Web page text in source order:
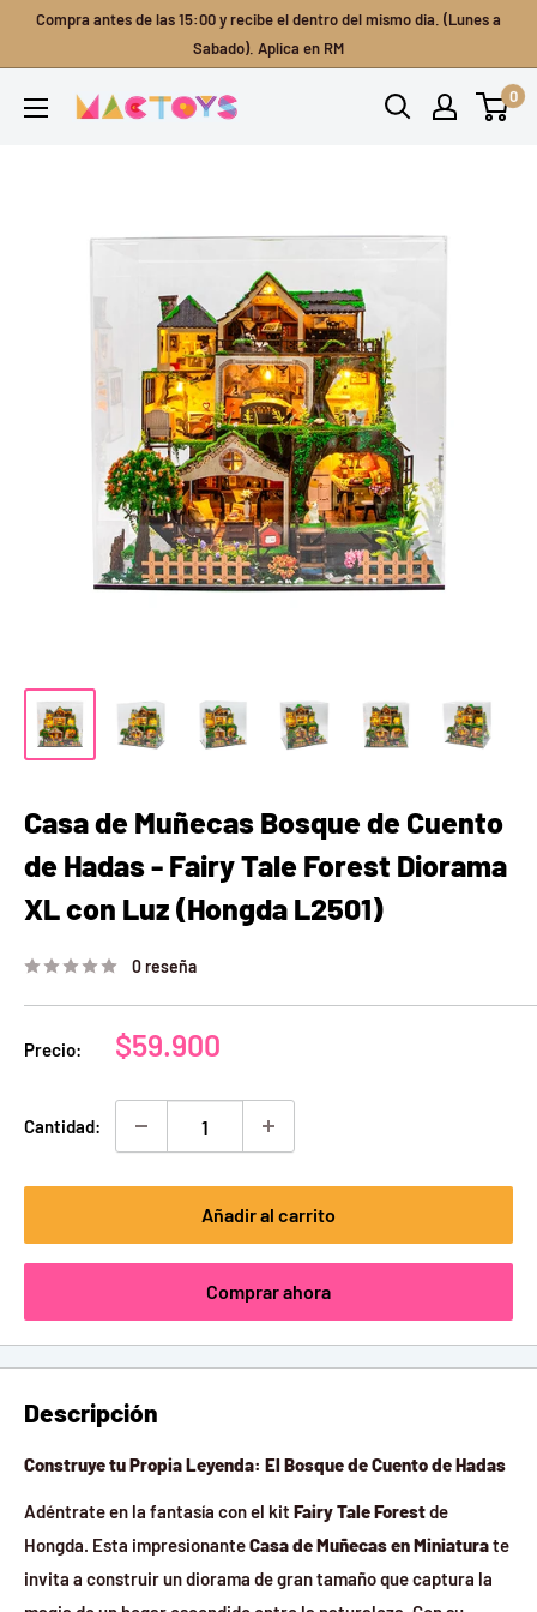
contenido
Compra antes de las 15:00 y recibe el dentro del mismo dia. (Lunes a
Sabado). Aplica en RM
Mactoys
0
Casa de Muñecas Bosque de Cuento
de Hadas - Fairy Tale Forest Diorama
XL con Luz (Hongda L2501)
0 reseña
Precio:
Precio
venta
$59.900
Cantidad:
Añadir al carrito
Comprar ahora
Descripción
Construye tu Propia Leyenda: El Bosque de Cuento de Hadas
Adéntrate en la fantasía con el kit Fairy Tale Forestde
Hongda. Esta impresionanteCasa de Muñecas en Miniaturate
invita a construir un diorama de gran tamaño que captura la